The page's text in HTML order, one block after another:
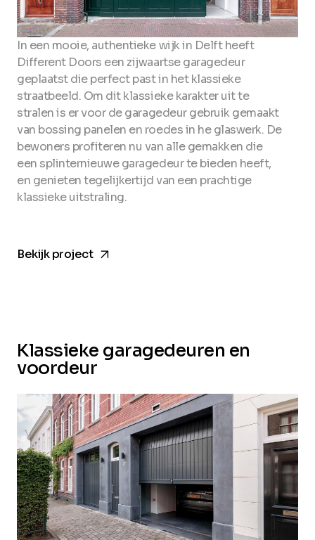
In een mooie, authentieke wijk in Delft heeft
Different Doors een zijwaartse garagedeur
geplaatst die perfect past in het klassieke
straatbeeld. Om dit klassieke karakter uit te
stralen is er voor de garagedeur gebruik gemaakt
van bossing panelen en roedes in he glaswerk. De
bewoners profiteren nu van alle gemakken die
een splinternieuwe garagedeur te bieden heeft,
en genieten tegelijkertijd van een prachtige
klassieke uitstraling.
Bekijk projectarrow_forward
Klassieke garagedeuren en
voordeur